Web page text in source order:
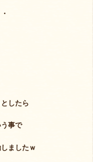
したら
事で
ましたｗ